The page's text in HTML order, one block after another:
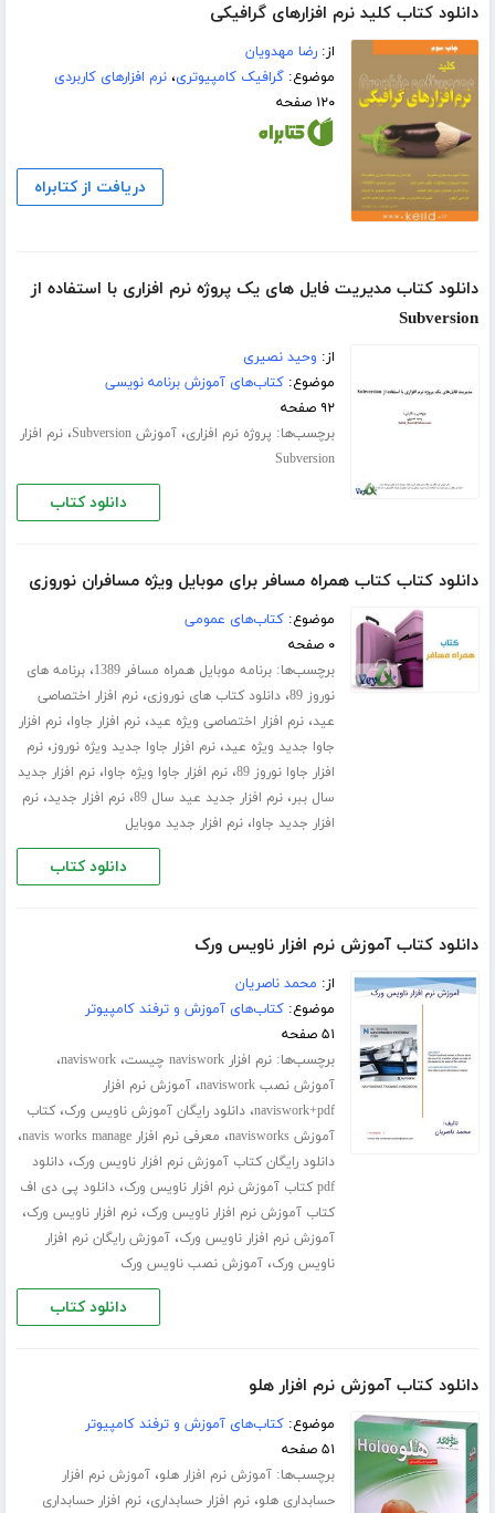
دانلود کتاب کلید نرم افزارهای گرافیکی
از:رضا مهدویان
موضوع:گرافیک کامپیوتری،نرم افزارهای کاربردی
۱۲۰ صفحه
دریافت از کتابراه
دانلود کتاب مدیریت فایل های یک پروژه نرم افزاری با استفاده از
Subversion
از: وحید نصیری
موضوع:کتاب‌های آموزش برنامه نویسی
۹۲ صفحه
برچسب‌ها: پروژه نرم افزاری،آموزش Subversion ،نرم افزار
Subversion
دانلود کتاب
دانلود کتاب کتاب همراه مسافر برای موبایل ویژه مسافران نوروزی
موضوع:کتاب‌های عمومی
۰ صفحه
برچسب‌ها:برنامه موبایل همراه مسافر 1389 ،برنامه های
نوروز 89
،دانلود کتاب های نوروزی،نرم افزار اختصاصی
عید،نرم افزار اختصاصی ویژه عید،نرم افزار جاوا،نرم افزار
جاوا جدید ویژه عید،نرم افزار جاوا جدید ویژه نوروز،نرم
افزار جاوا نوروز 89
،نرم افزار جاوا ویژه جاوا،نرم افزار جدید
سال ببر،نرم افزار جدید عید سال 89 ،نرم افزار جدید،نرم
افزار جدید جاوا،نرم افزار جدید موبایل
دانلود کتاب
دانلود کتاب آموزش نرم افزار ناویس ورک
از: محمد ناصریان
موضوع:کتاب‌های آموزش و ترفند کامپیوتر
۵۱ صفحه
برچسب‌ها:نرم افزار naviswork چیست ،naviswork،
آموزش نصب naviswork ،آموزش نرم افزار
naviswork+pdf،دانلود رایگان آموزش ناویس ورک،کتاب
آموزش navisworks
، معرفی نرم افزار navis works manage ،
دانلود رایگان کتاب آموزش نرم افزار ناویس ورک،دانلود
pdf کتاب آموزش نرم افزار ناویس ورک
،دانلود پی دی اف
کتاب آموزش نرم افزار ناویس ورک،نرم افزار ناویس ورک،
آموزش نرم افزار ناویس ورک،آموزش رایگان نرم افزار
ناویس ورک،آموزش نصب ناویس ورک
دانلود کتاب
دانلود کتاب آموزش نرم افزار هلو
موضوع:کتاب‌های آموزش و ترفند کامپیوتر
۵۱ صفحه
برچسب‌ها:آموزش نرم افزار هلو،آموزش نرم افزار
حسابداری هلو،نرم افزار حسابداری،نرم افزار حسابداری